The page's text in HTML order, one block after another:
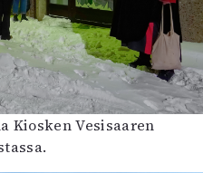
Kiosken Vesisaaren